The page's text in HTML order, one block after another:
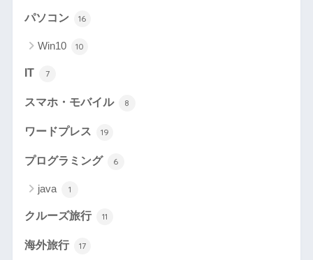
パソコン 16
Win10 10
IT 7
スマホ・モバイル 8
ワードプレス 19
プログラミング 6
java 1
クルーズ旅行 11
海外旅行 17